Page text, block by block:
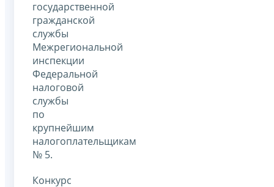
государственной
гражданской
службы
Межрегиональной
инспекции
Федеральной
налоговой
службы
по
крупнейшим
налогоплательщикам
№ 5.
Конкурс